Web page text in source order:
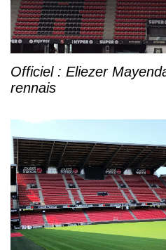
Officiel : Eliezer
rennais